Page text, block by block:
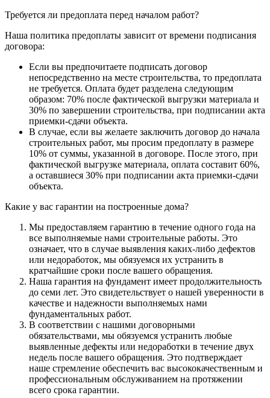
Требуется ли предоплата перед началом работ?
Наша политика предоплаты зависит от времени подписания
договора:
Если вы предпочитаете подписать договор
непосредственно на месте строительства, то предоплата
не требуется. Оплата будет разделена следующим
образом: 70% после фактической выгрузки материала и
30% по завершении строительства, при подписании акта
приемки-сдачи объекта.
В случае, если вы желаете заключить договор до начала
строительных работ, мы просим предоплату в размере
10% от суммы, указанной в договоре. После этого, при
фактической выгрузке материала, оплата составит 60%,
а оставшиеся 30% при подписании акта приемки-сдачи
объекта.
Какие у вас гарантии на построенные дома?
Мы предоставляем гарантию в течение одного года на
все выполняемые нами строительные работы. Это
означает, что в случае выявления каких-либо дефектов
или недоработок, мы обязуемся их устранить в
кратчайшие сроки после вашего обращения.
Наша гарантия на фундамент имеет продолжительность
до семи лет. Это свидетельствует о нашей уверенности в
качестве и надежности выполняемых нами
фундаментальных работ.
В соответствии с нашими договорными
обязательствами, мы обязуемся устранить любые
выявленные дефекты или недоработки в течение двух
недель после вашего обращения. Это подтверждает
наше стремление обеспечить вас высококачественным и
профессиональным обслуживанием на протяжении
всего срока гарантии.